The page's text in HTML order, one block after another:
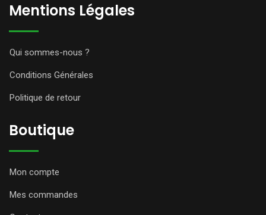
Mentions Légales
Qui sommes-nous ?
Conditions Générales
Politique de retour
Boutique
Mon compte
Mes commandes